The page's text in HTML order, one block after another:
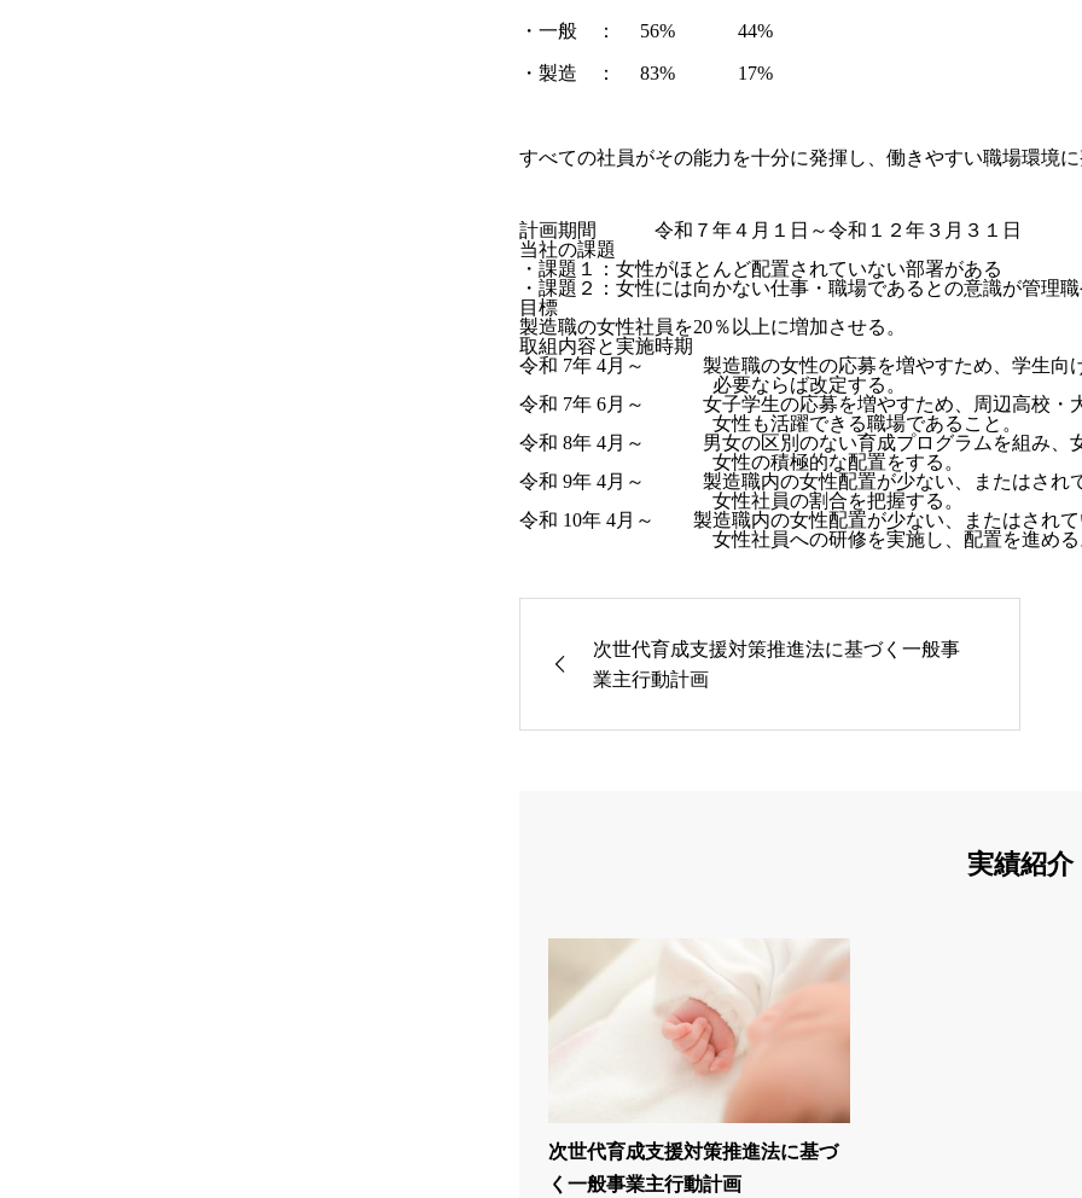
・一般 ： 56% 44%
・製造 ： 83% 17%
すべての社員がその能力を十分に発揮し、働きやすい職場環境
計画期間 令和７年４月１日～令和１２年３月３１日
当社の課題
・課題１：女性がほとんど配置されていない部署がある
・課題２：女性には向かない仕事・職場であるとの意識が管理
目標
製造職の女性社員を20％以上に増加させる。
取組内容と実施時期
令和 7年 4月～ 製造職の女性の応募を増やすため、学生向
必要ならば改定する。
令和 7年 6月～ 女子学生の応募を増やすため、周辺高校・
女性も活躍できる職場であること。
令和 8年 4月～ 男女の区別のない育成プログラムを組み、
女性の積極的な配置をする。
令和 9年 4月～ 製造職内の女性配置が少ない、またはされ
女性社員の割合を把握する。
令和 10年 4月～ 製造職内の女性配置が少ない、またはされて
女性社員への研修を実施し、配置を進める
次世代育成支援対策推進法に基づく一般事
業主行動計画
実績紹介
次世代育成支援対策推進法に基づ
く一般事業主行動計画